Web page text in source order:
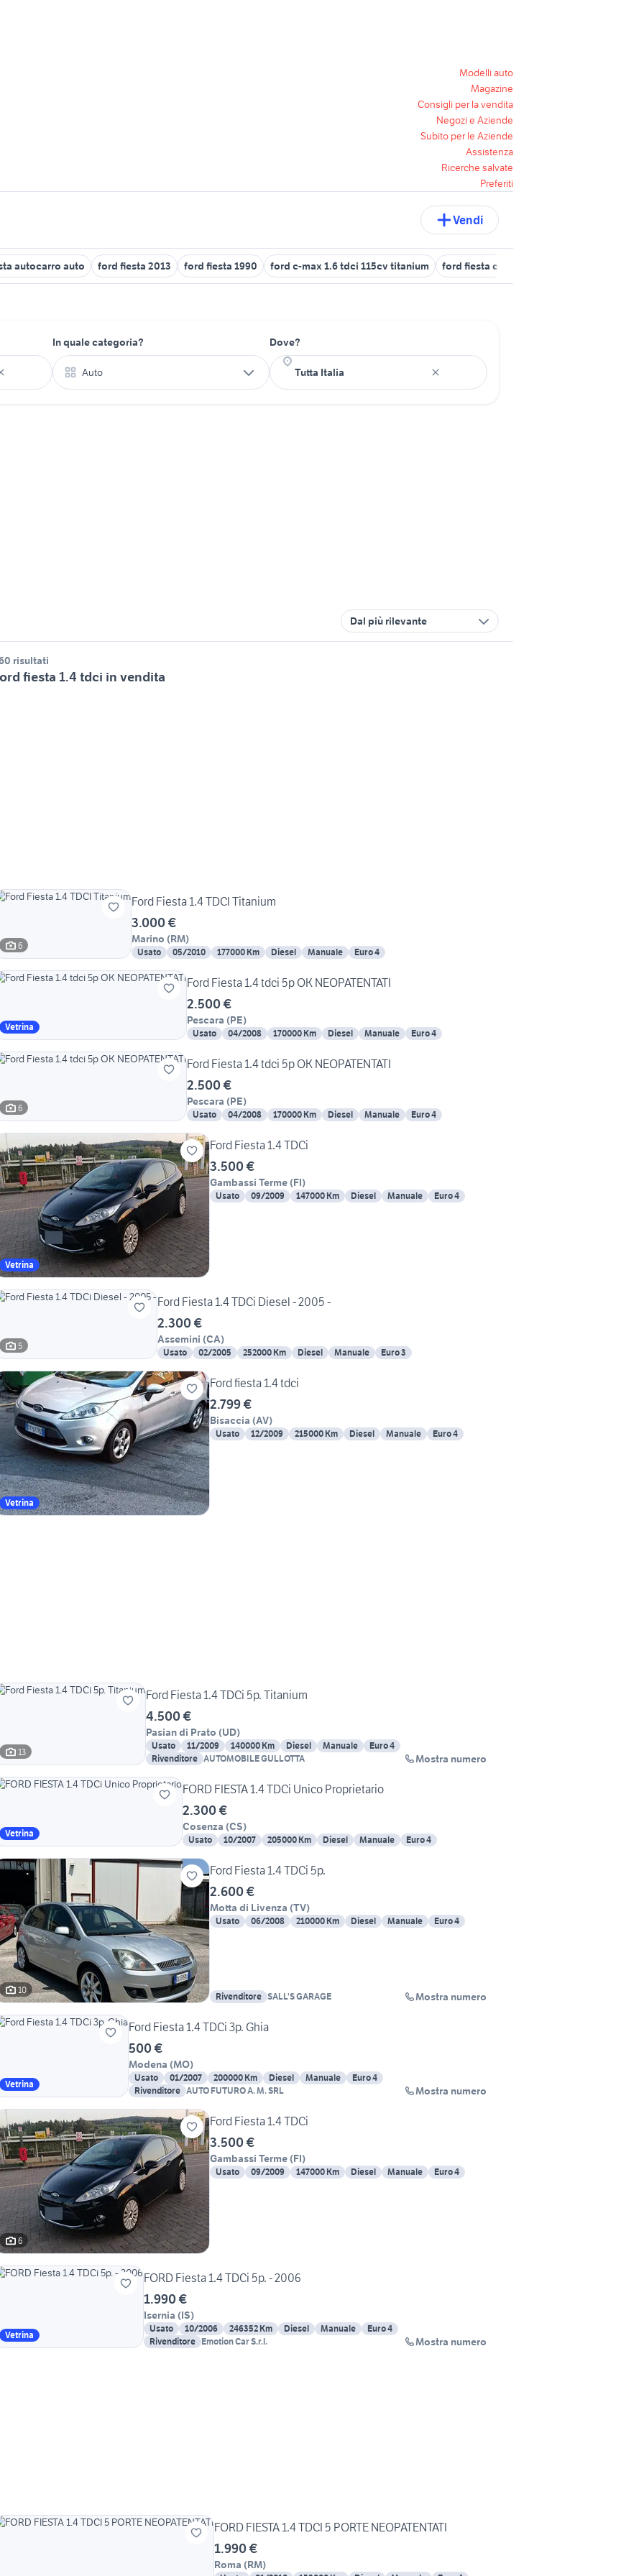
Modelli auto
Magazine
Consigli per la vendita
Negozi e Aziende
Subito per le Aziende
Assistenza
Ricerche salvate
Preferiti
Vendi
autocarro auto ford fiesta 2013 ford fiesta 1990 ford c-max 1.6 tdci 115cv titanium ford fiesta catania
In quale categoria?
Auto
Dove?
Dal più rilevante
risultati
fiesta 1.4 tdci in vendita
6
Ford Fiesta 1.4 TDCI Titanium
3.000 €
Marino (RM)
Usato 05/2010 177000 Km Diesel Manuale Euro 4
Vetrina
Ford Fiesta 1.4 tdci 5p OK NEOPATENTATI
2.500 €
Pescara (PE)
Usato 04/2008 170000 Km Diesel Manuale Euro 4
6
Ford Fiesta 1.4 tdci 5p OK NEOPATENTATI
2.500 €
Pescara (PE)
Usato 04/2008 170000 Km Diesel Manuale Euro 4
Vetrina
Ford Fiesta 1.4 TDCi
3.500 €
Gambassi Terme (FI)
Usato 09/2009 147000 Km Diesel Manuale Euro 4
5
Ford Fiesta 1.4 TDCi Diesel - 2005 -
2.300 €
Assemini (CA)
Usato 02/2005 252000 Km Diesel Manuale Euro 3
Vetrina
Ford fiesta 1.4 tdci
2.799 €
Bisaccia (AV)
Usato 12/2009 215000 Km Diesel Manuale Euro 4
13
Ford Fiesta 1.4 TDCi 5p. Titanium
4.500 €
Pasian di Prato (UD)
Usato 11/2009 140000 Km Diesel Manuale
Euro 4
Rivenditore AUTOMOBILE GULLOTTA Mostra numero
Vetrina
FORD FIESTA 1.4 TDCi Unico Proprietario
2.300 €
Cosenza (CS)
Usato 10/2007 205000 Km Diesel Manuale Euro 4
10
Ford Fiesta 1.4 TDCi 5p.
2.600 €
Motta di Livenza (TV)
Usato 06/2008 210000 Km Diesel Manuale Euro 4
Rivenditore SALL'S GARAGE Mostra numero
Vetrina
Ford Fiesta 1.4 TDCi 3p. Ghia
500 €
Modena (MO)
Usato 01/2007 200000 Km Diesel Manuale
Euro 4
Rivenditore
AUTO FUTURO A. M. SRL Mostra numero
6
Ford Fiesta 1.4 TDCi
3.500 €
Gambassi Terme (FI)
Usato 09/2009 147000 Km Diesel Manuale Euro 4
Vetrina
FORD Fiesta 1.4 TDCi 5p. - 2006
1.990 €
Isernia (IS)
Usato 10/2006 246352 Km Diesel Manuale
Euro 4
Rivenditore Emotion Car S.r.l. Mostra numero
FORD FIESTA 1.4 TDCI 5 PORTE NEOPATENTATI
1.990 €
Roma (RM)